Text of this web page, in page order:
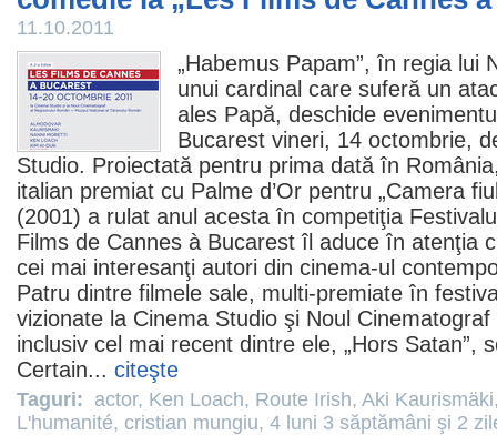
11.10.2011
„Habemus Papam”, în regia lui
unui cardinal care suferă un
ales Papă, deschide
Bucarest vineri, 14 octombrie,
Studio. Proiectată pentru prima dată în
italian premiat cu Palme d’Or pentru „Camera
(2001) a rulat anul acesta în competiţia
Films de Cannes à Bucarest îl aduce în atenţia
cei mai interesanţi autori din cinema-ul
Patru dintre filmele sale, multi-premiate în
vizionate la Cinema Studio şi Noul Cinematograf
inclusiv cel mai recent dintre ele, „Hors Satan”,
Certain... citeşte
Taguri: actor, Ken Loach, Route Irish, Aki Kaurismäki
L'humanité, cristian mungiu, 4 luni 3 săptămâni şi 2